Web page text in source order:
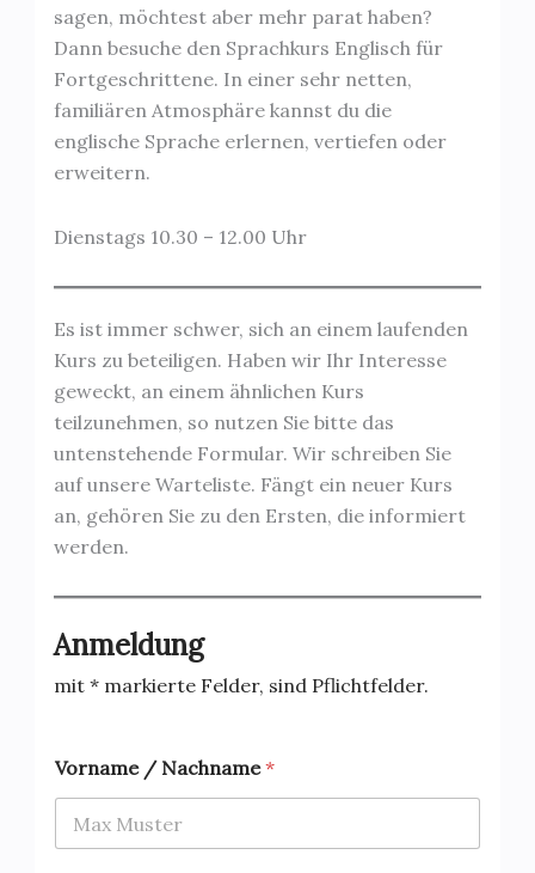
sagen, möchtest aber mehr parat haben?
Dann besuche den Sprachkurs Englisch für
Fortgeschrittene. In einer sehr netten,
familiären Atmosphäre kannst du die
englische Sprache erlernen, vertiefen oder
erweitern.
Dienstags 10.30 – 12.00 Uhr
Es ist immer schwer, sich an einem laufenden
Kurs zu beteiligen. Haben wir Ihr Interesse
geweckt, an einem ähnlichen Kurs
teilzunehmen, so nutzen Sie bitte das
untenstehende Formular. Wir schreiben Sie
auf unsere Warteliste. Fängt ein neuer Kurs
an, gehören Sie zu den Ersten, die informiert
werden.
Anmeldung
mit * markierte Felder, sind Pflichtfelder.
i
n
e
Vorname / Nachname*